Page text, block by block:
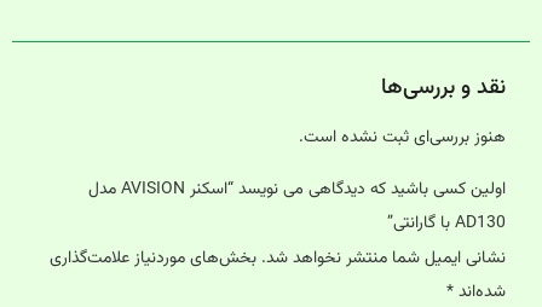
نقد و بررسی‌ها
هنوز بررسی‌ای ثبت نشده است.
اولین کسی باشید که دیدگاهی می نویسد “اسکنر AVISION مدل
AD130 با گارانتی”
نشانی ایمیل شما منتشر نخواهد شد. بخش‌های موردنیاز علامت‌گذاری
شده‌اند*